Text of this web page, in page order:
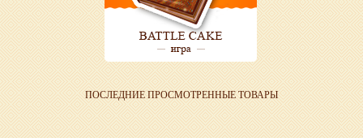
ПОСЛЕДНИЕ ПРОСМОТРЕННЫЕ ТОВАРЫ